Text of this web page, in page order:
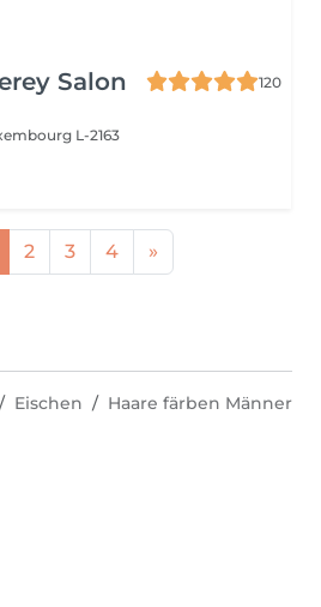
Salon
120
L-2163
2 3 4 »
Eischen Haare färben Männer